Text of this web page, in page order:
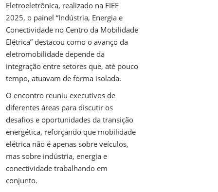
Eletroeletrônica, realizado na FIEE
2025, o painel “Indústria, Energia e
Conectividade no Centro da Mobilidade
Elétrica” destacou como o avanço da
eletromobilidade depende da
integração entre setores que, até pouco
tempo, atuavam de forma isolada.
O encontro reuniu executivos de
diferentes áreas para discutir os
desafios e oportunidades da transição
energética, reforçando que mobilidade
elétrica não é apenas sobre veículos,
mas sobre indústria, energia e
conectividade trabalhando em
conjunto.